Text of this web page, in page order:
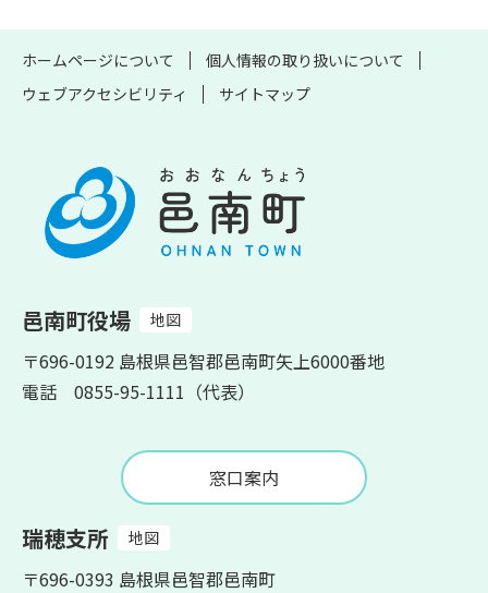
ホームページについて
個人情報の取り扱いについて
ウェブアクセシビリティ
サイトマップ
邑南町役場 地図
〒696-0192 島根県邑智郡邑南町矢上6000番地
電話 0855-95-1111（代表）
窓口案内
瑞穂支所 地図
〒696-0393 島根県邑智郡邑南町